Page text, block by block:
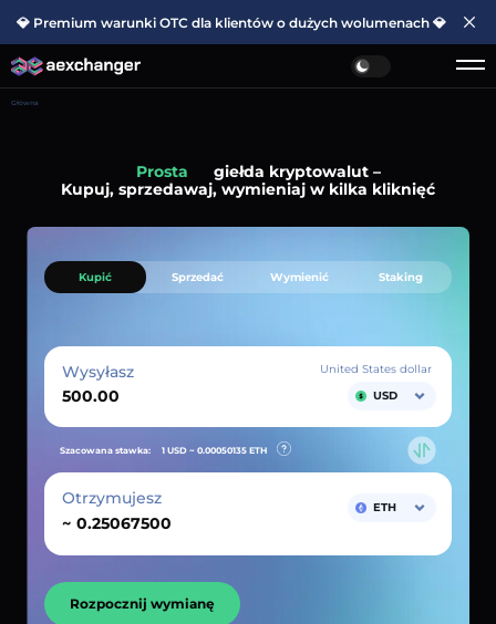
💎 Premium warunki OTC dla klientów o dużych wolumenach 💎
Główna
Prosta
giełda kryptowalut –
Kupuj, sprzedawaj, wymieniaj w kilka kliknięć
Kupić Sprzedać Wymienić Staking
Wysyłasz
United States dollar
USD
Szacowana stawka: 1 USD ~ 0.00050135 ETH
Otrzymujesz
~
ETH
Rozpocznij wymianę